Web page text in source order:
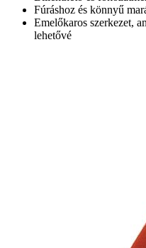
Fúráshoz és könnyű
Emelőkaros szerkezet,
lehetővé